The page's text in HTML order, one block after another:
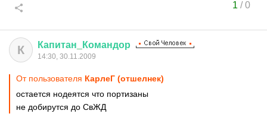
1 /0
К Капитан Командор
14:30, 30.11.2009
От пользователя КарлеГ (отшелнек)
остается нодеятся что портизаны
не добирутся до СвЖД